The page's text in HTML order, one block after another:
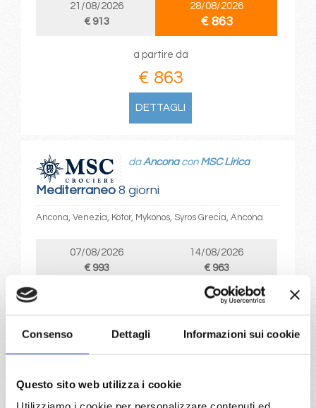
Consenso Dettagli Informazioni sui cookie
Questo sito web utilizza i cookie
21/08/2026
€ 913
28/08/2026
€ 863
a partire da
€ 863
DETTAGLI
Mediterraneo8 giorni
daAnconacon MSC Lirica
Ancona, Venezia, Kotor, Mykonos, Syros Grecia, Ancona
07/08/2026
€ 993
14/08/2026
€ 963
28/08/2026